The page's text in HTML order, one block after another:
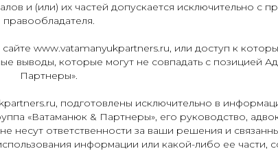
и (или) их частей допускается исключительно с
правообладателя.
www.vatamanyukpartners.ru, или доступ к
выводы, которые могут не совпадать с позицией
Партнеры».
подготовлены исключительно в
«Ватаманюк & Партнеры», его руководство,
несут ответственности за ваши решения и
информации или какой-либо ее части,